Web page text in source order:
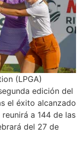
(LPGA)
edición del
el éxito alcanzado
a 144 de las
del 27 de